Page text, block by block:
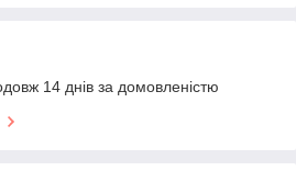
14 днів за домовленістю